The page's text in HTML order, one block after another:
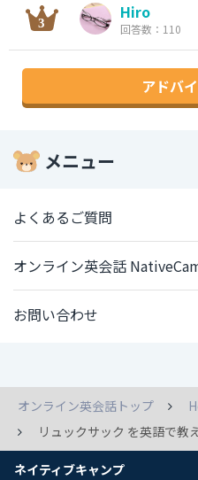
Hiro
回答数：110
アドバ
メニュー
よくあるご質問
オンライン英会話
お問い合わせ
オンライン英会話トップ
リュックサック を英語で教
ネイティブキャンプ